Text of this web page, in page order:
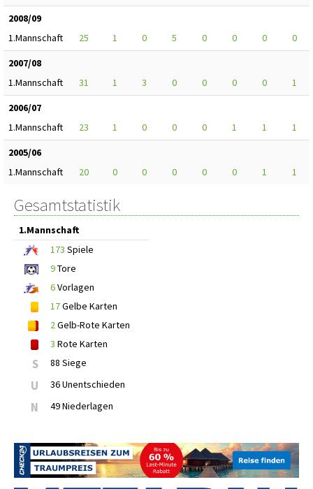
2008/09
1.Mannschaft
25 1 0 5 0 0 0
0
2007/08
1.Mannschaft
31 1 3 0 0 0 0
1
2006/07
1.Mannschaft
23 1 0 0 0 1 1
1
2005/06
1.Mannschaft
20 0 0 0 0 0 1 1
Gesamtstatistik
1.Mannschaft
173 Spiele
9Tore
6Vorlagen
17Gelbe Karten
2Gelb-Rote Karten
3 Rote Karten
S 88 Siege
U 36 Unentschieden
N 49 Niederlagen